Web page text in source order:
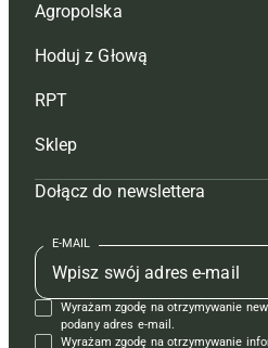
Agropolska
Redakcja
Reklama
Tagi
Mapa serwisu
Kontakt
Regulamin
Polityka prywatności
Hoduj z Głową
Hoduj z głową bydło
Hoduj z głową świnie
Prenumerata
Redakcja
Kontakt
Reklama
RPT
Redakcja
Prenumerata
Reklama
Kontakt
Krzyżówki
Sklep
Czasopisma i prenumerata
Książki
Regulamin
Dołącz do newslettera
E-MAIL
Wyrażam zgodę na otrzymywanie
podany adres e-mail.
Wyrażam zgodę na otrzymywanie